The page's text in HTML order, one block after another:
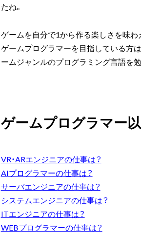
たね。
ゲームを自分で1から作る楽しさを味わ
ゲームプログラマーを目指している方
ームジャンルのプログラミング言語を
ゲームプログラマー
VR・ARエンジニアの仕事は？
AIプログラマーの仕事は？
サーバエンジニアの仕事は？
システムエンジニアの仕事は？
ITエンジニアの仕事は？
WEBプログラマーの仕事は？